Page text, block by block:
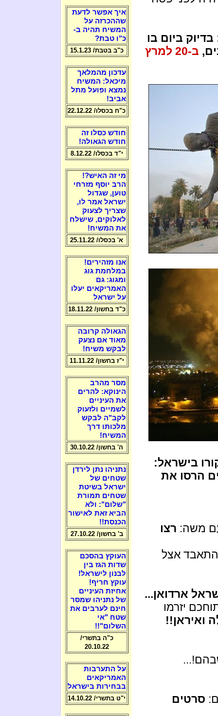
בדיוק ביום בו
ב-20 למרץ
בישראל:
הרסו את
משה: רצו
אצל
ארדואן...
יזרמו
ואיראן!!
סרטים
איך אפשר לדעת
שההכרזה על
המשיח תהיה ב-
כ"ו טבת?
כ"ב בטבת/ 15.1.23
עדכון מהמלאך
מיכאל: המשיח
נמצא ופועל מתל
אביב!
כ"ח בכסלו/ 22.12.22
חודש כסלו זה
חודש הגאולה!
י"ד בכסלו/ 8.12.22
מי זה האיש?!
הרב יוסף מזרחי
טוען, שגדול
ישראל אמר לו,
שצריך לצעוק
לאלוקים, שישלח
את המשיח!
א' בכסלו/ 25.11.22
אנו מזהירים!
במלחמת גוג
ומגוג: גם
האמריקאים יעלו
על ישראל
כ"ד בחשון/ 18.11.22
הגאולה קרובה
מאוד אם נצעק
לבקש משיח!
י"ז בחשון/ 11.11.22
מסר מהרב
הינוקא: להרים
את העיניים
לשמיים ולזעוק
לקב"ה לבקש
מלכותו דרך
המשיח!
ה' בחשון/ 30.10.22
נתניהו נתן לירדן
שטחים של
ישראל בשיטת
שטחים תמורת
"שלום": ולא
הביא זאת לאישור
הכנסת!!
ב' בחשון/ 27.10.22
העוקץ בהסכם
שדות הגז בין
לבנון לישראל!
עוקץ חריף!
אחיזת העיניים
של נתניהו שמסר
חינם לערבים את
שטח "אי
השלום"!!
כ"ה בתשרי/
20.10.22
על התערבות
האמריקאים
בבחירות בישראל
י"ט בתשרי/ 14.10.22